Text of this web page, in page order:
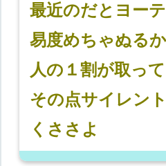
最近のだとヨー
易度めちゃぬる
人の１割が取っ
その点サイレン
くささよ